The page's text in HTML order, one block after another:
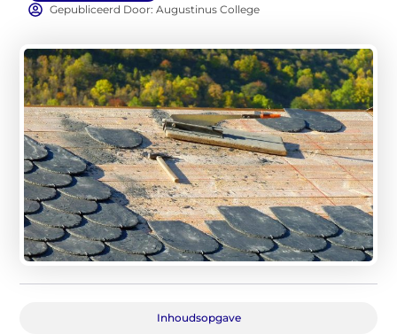
Gepubliceerd Door: Augustinus College
Inhoudsopgave